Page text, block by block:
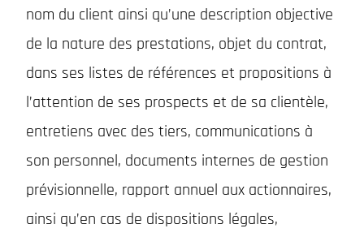
nom du client ainsi qu’une description objective
de la nature des prestations, objet du contrat,
dans ses listes de références et propositions à
l’attention de ses prospects et de sa clientèle,
entretiens avec des tiers, communications à
son personnel, documents internes de gestion
prévisionnelle, rapport annuel aux actionnaires,
ainsi qu’en cas de dispositions légales,